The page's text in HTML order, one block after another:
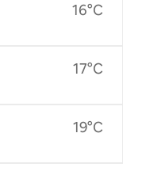
16°C
17°C
19°C